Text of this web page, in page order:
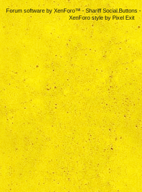
Forum software by XenForo™-Shariff Social Buttons-
XenForo style by Pixel Exit